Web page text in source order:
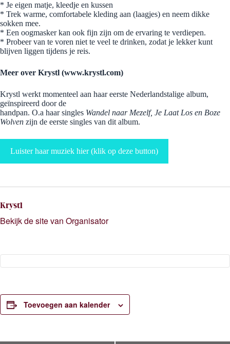
* Je eigen matje, kleedje en kussen
* Trek warme, comfortabele kleding aan (laagjes) en neem dikke
sokken mee.
* Een oogmasker kan ook fijn zijn om de ervaring te verdiepen.
* Probeer van te voren niet te veel te drinken, zodat je lekker kunt
blijven liggen tijdens je reis.
Meer over Krystl (www.krystl.com)
Krystl werkt momenteel aan haar eerste Nederlandstalige album,
geïnspireerd door de
handpan. O.a haar singles Wandel naar Mezelf, Je Laat Los en Boze
Wolven zijn de eerste singles van dit album.
Luister haar muziek hier (klik op deze button)
Krystl
Bekijk de site van Organisator
Toevoegen aan kalender